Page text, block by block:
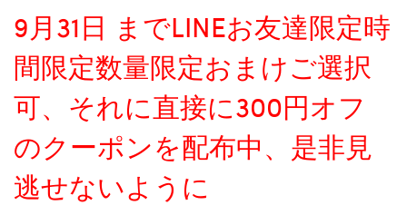
9月31日 までLINEお友達限定時
間限定数量限定おまけご選択
可、それに直接に300円オフ
のクーポンを配布中、是非見
逃せないように